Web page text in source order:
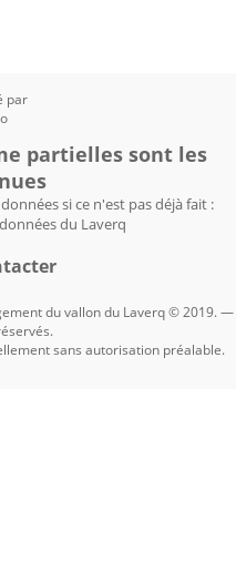
par
partielles sont les
si ce n'est pas déjà fait :
du Laverq
du vallon du Laverq © 2019. —
sans autorisation préalable.